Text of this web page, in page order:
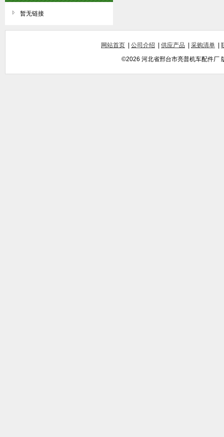
暂无链接
网站首页 公司介绍 供应产品 采购清单
©2026 河北省邢台市亮普机车配件厂